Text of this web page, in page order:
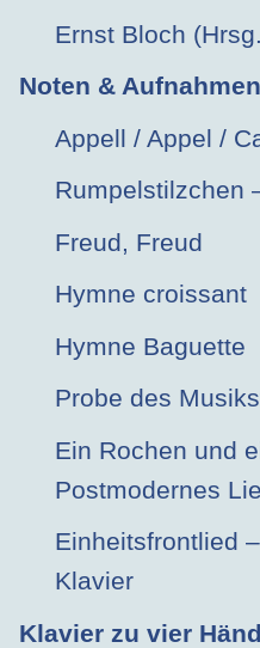
Ernst Bloch
Noten & Aufnahmen
Appell / Appel /
Rumpelstilzchen
Freud, Freud
Hymne croissant
Hymne Baguette
Probe des
Ein Rochen und
Postmodernes
Einheitsfrontlied
Klavier
Klavier zu vier